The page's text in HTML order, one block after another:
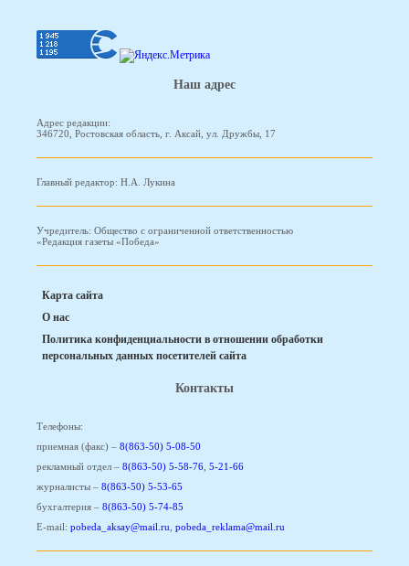
Наш адрес
Адрес редакции:
346720, Ростовская область, г. Аксай, ул. Дружбы, 17
Главный редактор: Н.А. Лукина
Учредитель: Общество с ограниченной ответственностью
«Редакция газеты «Победа»
Карта сайта
О нас
Политика конфиденциальности в отношении обработки
персональных данных посетителей сайта
Контакты
Телефоны:
приемная (факс) – 8(863-50) 5-08-50
рекламный отдел – 8(863-50) 5-58-76, 5-21-66
журналисты – 8(863-50) 5-53-65
бухгалтерия – 8(863-50) 5-74-85
E-mail: pobeda_aksay@mail.ru, pobeda_reklama@mail.ru